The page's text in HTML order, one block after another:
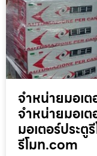
จำหน่ายมอเ
จำหน่ายมอเต
มอเตอร์ประตู
รีโมท.com